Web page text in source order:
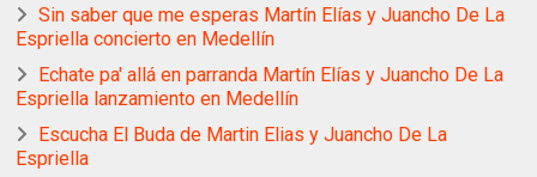
Sin saber que me esperas Martín Elías y Juancho De La
Espriella concierto en Medellín
Echate pa' allá en parranda Martín Elías y Juancho De La
Espriella lanzamiento en Medellín
Escucha El Buda de Martin Elias y Juancho De La
Espriella